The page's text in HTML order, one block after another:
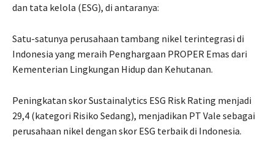
dan tata kelola (ESG), di antaranya:
Satu-satunya perusahaan tambang nikel terintegrasi di
Indonesia yang meraih Penghargaan PROPER Emas dari
Kementerian Lingkungan Hidup dan Kehutanan.
Peningkatan skor Sustainalytics ESG Risk Rating menjadi
29,4 (kategori Risiko Sedang), menjadikan PT Vale sebagai
perusahaan nikel dengan skor ESG terbaik di Indonesia.